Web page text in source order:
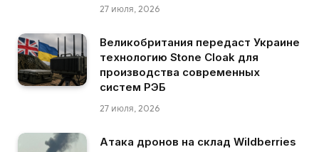
27 июля, 2026
Великобритания передаст Украине
технологию Stone Cloak для
производства современных
систем РЭБ
27 июля, 2026
Атака дронов на склад Wildberries